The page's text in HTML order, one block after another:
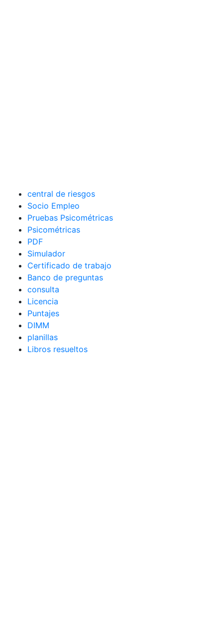
central de riesgos
Socio Empleo
Pruebas Psicométricas
Psicométricas
PDF
Simulador
Certificado de trabajo
Banco de preguntas
consulta
Licencia
Puntajes
DIMM
planillas
Libros resueltos